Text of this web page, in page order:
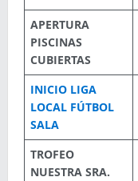
APERTURA
PISCINAS
CUBIERTAS
INICIO LIGA
LOCAL FÚTBOL
SALA
TROFEO
NUESTRA SRA.